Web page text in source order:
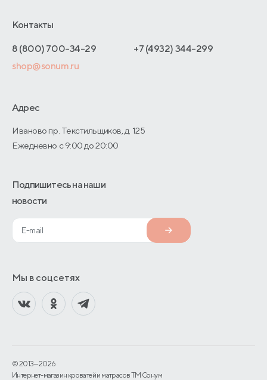
Отзывы покупателей
Как оформить заказ
Адреса магазинов
Договор-оферты
Отельерам
Оптовые продажи
О производстве
Контакты
8 (800) 700-34-29
+7 (4932) 344-299
shop@sonum.ru
Адрес
Иваново пр. Текстильщиков, д. 125
Ежедневно с 9:00 до 20:00
Подпишитесь на наши
новости
Мы в соцсетях
© 2013—2026
Интернет-магазин кроватей и матрасов TM Сонум